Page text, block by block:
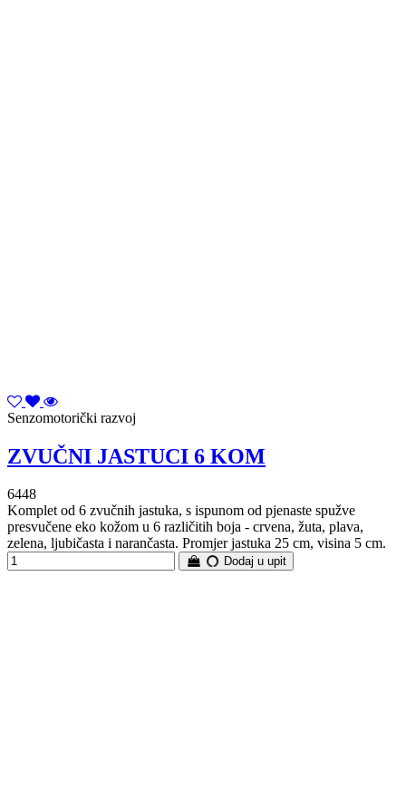
Senzomotorički razvoj
ZVUČNI JASTUCI 6 KOM
6448
Komplet od 6 zvučnih jastuka, s ispunom od pjenaste spužve
presvučene eko kožom u 6 različitih boja - crvena, žuta, plava,
zelena, ljubičasta i narančasta. Promjer jastuka 25 cm, visina 5 cm.
Dodaj u upit